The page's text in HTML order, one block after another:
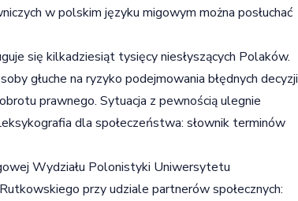
w polskim języku migowym można posłuchać
się kilkadziesiąt tysięcy niesłyszących Polaków.
głuche na ryzyko podejmowania błędnych decyzji
prawnego. Sytuacja z pewnością ulegnie
dla społeczeństwa: słownik terminów
Wydziału Polonistyki Uniwersytetu
przy udziale partnerów społecznych: